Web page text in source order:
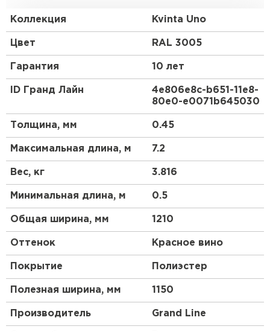
доборных элементов, как и у листовой
Коллекция Kvinta Uno
Цвет RAL 3005
Гарантия 10 лет
ID Гранд Лайн
4e806e8c-b651-11e8-
80e0-e0071b645030
Толщина, мм 0.45
Максимальная длина, м 7.2
Вес, кг 3.816
Минимальная длина, м 0.5
Общая ширина, мм 1210
Оттенок Красное вино
Покрытие Полиэстер
Полезная ширина, мм 1150
Производитель Grand Line